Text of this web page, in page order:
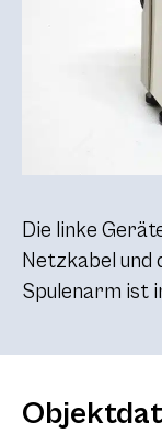
Die linke
Netzkabel und
Spulenarm ist